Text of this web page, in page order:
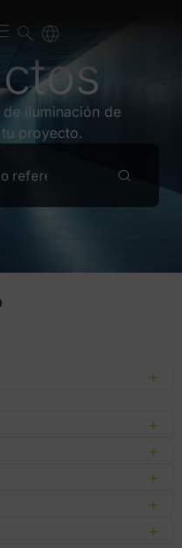
de iluminación de
proyecto.